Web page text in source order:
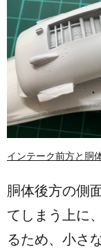
インテーク前方と胴
胴体後方の側
てしまう上に
るため、小さ